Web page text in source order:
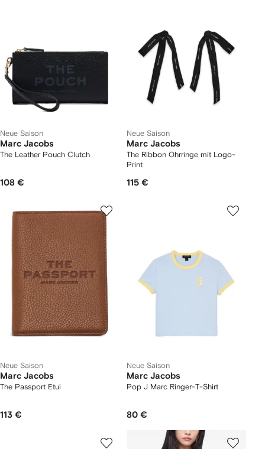
Neue Saison
Marc Jacobs
The Leather Pouch Clutch
108 €
Neue Saison
Marc Jacobs
The Ribbon Ohrringe mit Logo-
Print
115 €
Neue Saison
Marc Jacobs
The Passport Etui
113 €
Neue Saison
Marc Jacobs
Pop J Marc Ringer-T-Shirt
80 €